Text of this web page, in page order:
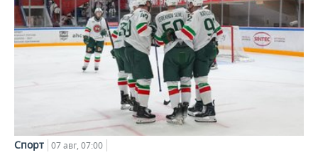
Спорт 07 авг, 07:00